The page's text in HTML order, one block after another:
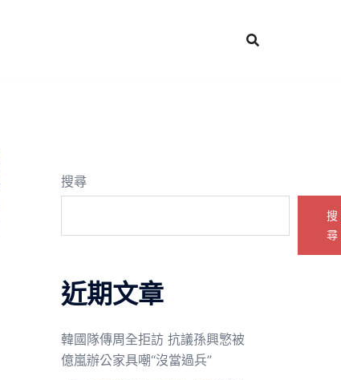
搜尋
搜
尋
近期文章
韓國隊傳周全拒訪 抗議孫興慜被
億嵐辦公家具嘲“沒當過兵”